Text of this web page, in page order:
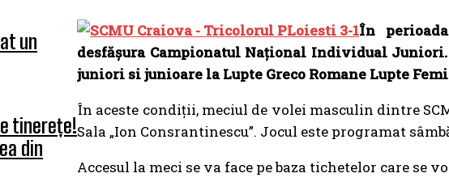
un
tinerețe!
din
În
desfășura Campionatul Național Individual
juniori si junioare la Lupte Greco Romane Lupte
În aceste condiții, meciul de volei masculin dintre
Sala „Ion Consrantinescu”. Jocul este programat
Accesul la meci se va face pe baza tichetelor care se